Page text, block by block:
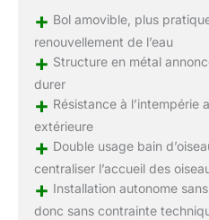
+ Bol amovible, plus
renouvellement de l’eau
+ Structure en métal
durer
+ Résistance à l’intempérie
extérieure
+ Double usage bain
centraliser l’accueil des
+ Installation autonome
donc sans contrainte